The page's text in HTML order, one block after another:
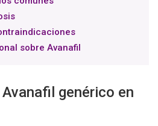
sobre Avanafil
genérico en